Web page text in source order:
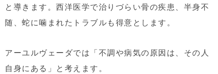
と導きます。西洋医学で治りづらい骨の疾患、半身不
随、蛇に噛まれたトラブルも得意とします。
アーユルヴェーダでは「不調や病気の原因は、その人
自身にある」と考えます。